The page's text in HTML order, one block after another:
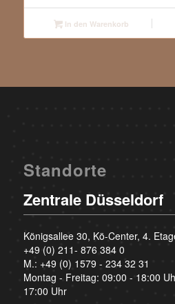
In den Warenkorb
Standorte
Zentrale Düsseldorf
Königsallee 30, Kö-Center, 4.
+49 (0) 211- 876 384 0
M.: +49 (0) 1579 - 234 32 31
Montag - Freitag: 09:00 - 18:00
17:00 Uhr